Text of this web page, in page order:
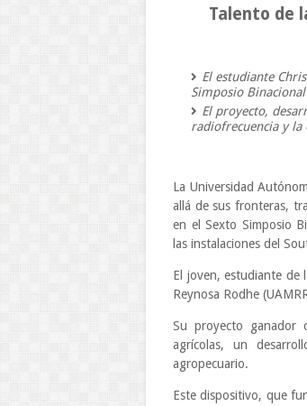
Talento de
El estudiante
Simposio
El proyecto,
radiofrecuencia y la
La Universidad
allá de sus fronteras,
en el Sexto Simposio
las instalaciones del
El joven, estudiante de
Reynosa Rodhe
Su proyecto ganador
agrícolas, un
agropecuario.
Este dispositivo, que